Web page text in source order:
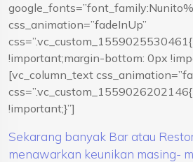
css_animation=”fadeInUp”
!important;margin-bottom: 0px
[vc_column_text
!important;}”]
Sekarang banyak Bar atau
menawarkan keunikan masing-